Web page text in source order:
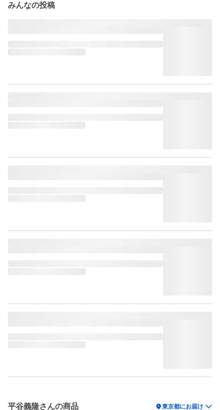
みんなの投稿
平谷義隆さんの商品 location_on東京都にお届け